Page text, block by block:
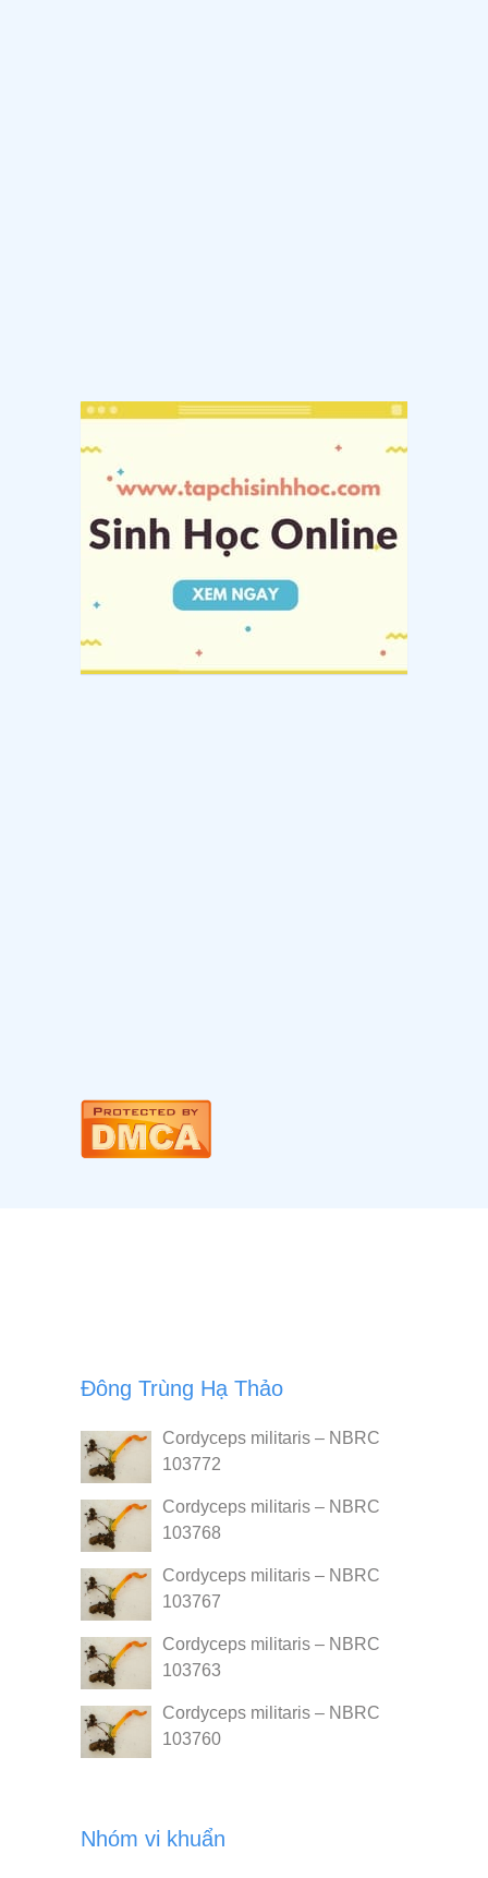
Đông Trùng Hạ Thảo
Cordyceps militaris – NBRC
103772
Cordyceps militaris – NBRC
103768
Cordyceps militaris – NBRC
103767
Cordyceps militaris – NBRC
103763
Cordyceps militaris – NBRC
103760
Nhóm vi khuẩn